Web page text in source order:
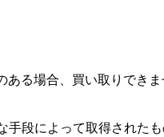
る場合、買い取りできま
手段によって取得された